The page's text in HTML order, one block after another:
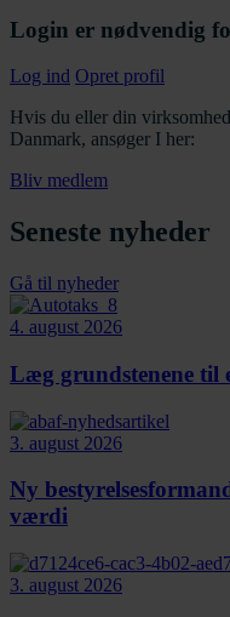
Login er nødvendig
Log ind Opret profil
Hvis du eller din
Danmark, ansøger I her:
Bliv medlem
Seneste nyheder
Gå til nyheder
4. august 2026
Læg grundstenene til
3. august 2026
Ny
værdi
3. august 2026